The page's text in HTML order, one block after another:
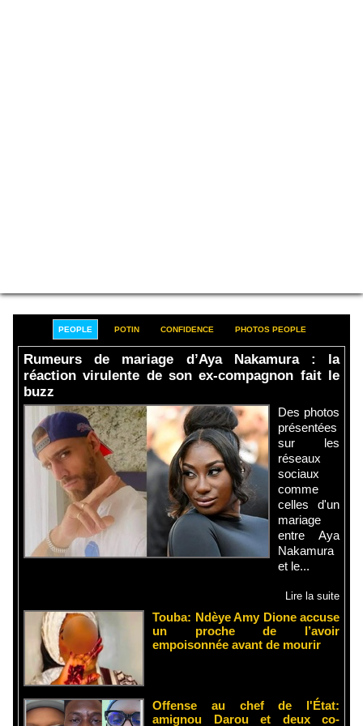
PEOPLE POTIN CONFIDENCE PHOTOS PEOPLE
Rumeurs de mariage d’Aya Nakamura : la
réaction virulente de son ex-compagnon fait le
buzz
Des photos
présentées
sur les
réseaux
sociaux
comme
celles d'un
mariage
entre Aya
Nakamura
et le...
Lire la suite
Touba: Ndèye Amy Dione accuse
un proche de l’avoir
empoisonnée avant de mourir
Offense au chef de l'État:
amignou Darou et deux co-